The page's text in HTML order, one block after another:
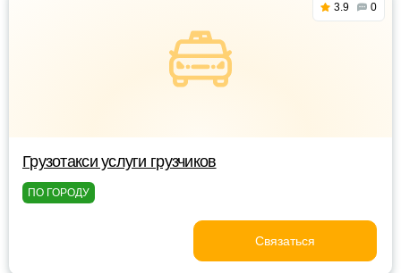
3.9 0
Грузотакси услуги грузчиков
ПО ГОРОДУ
Связаться